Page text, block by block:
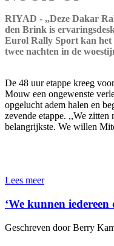
RIYAD - ,,Deze Dakar
den Brink is
Eurol Rally Sport kan het
twee nachten in de
De 48 uur etappe kreeg
Mouw een ongewenste
opgelucht adem halen en
zevende etappe. ,,We zitten
belangrijkste. We willen
Lees meer
‘We kunnen
Geschreven door Berry